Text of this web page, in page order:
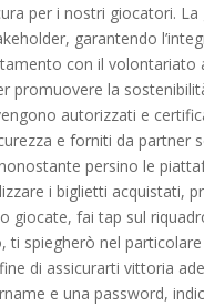
per i nostri giocatori.
garantendo
con il
promuovere la
autorizzati e
e forniti da partner
persino le
i biglietti acquistati,
giocate, fai tap sul
ti spiegherò nel
di assicurarti vittoria
e una password,